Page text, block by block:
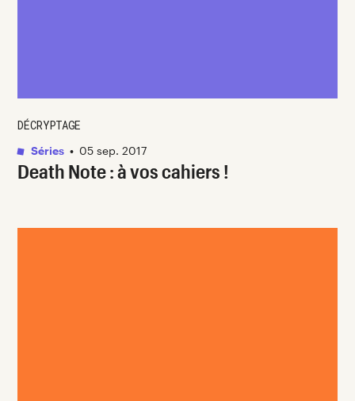
Death Note : à vos cahiers !
DÉCRYPTAGE
Séries • 05 sep. 2017